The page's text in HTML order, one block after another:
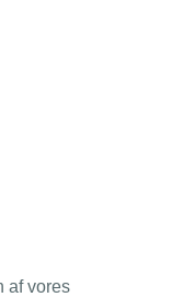
af vores